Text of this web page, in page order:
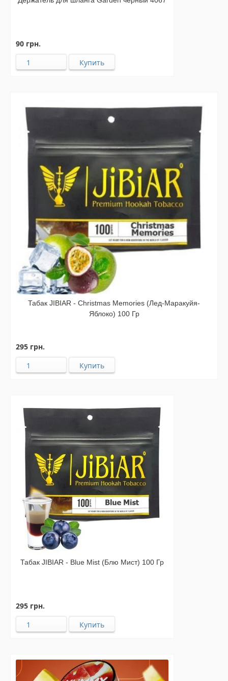
90 грн.
Табак JIBIAR - Christmas Memories (Лед-Маракуйя-
Яблоко) 100 Гр
295 грн.
Табак JIBIAR - Blue Mist (Блю Мист) 100 Гр
295 грн.